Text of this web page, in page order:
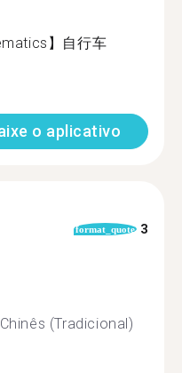
】自行车
o aplicativo
format_quote 3
Chinês (Tradicional)